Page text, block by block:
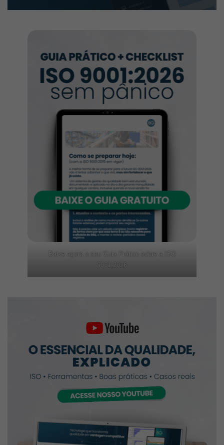
Baixe agora o seu Guia Prático sobre a ISO
9001:2026